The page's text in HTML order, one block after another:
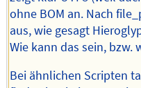
ohne BOM an. Nach
aus, wie gesagt
Wie kann das sein, bzw.
Bei ähnlichen Scripten